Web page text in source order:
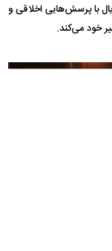
با پرسش‌هایی اخلاقی و
خود می‌کند.